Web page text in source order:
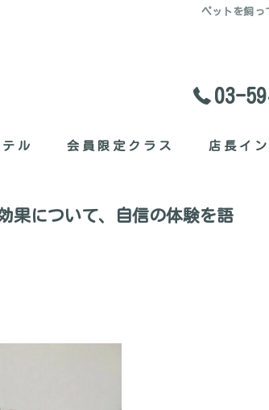
ペットを飼っ
03-
ル 会員限定クラス 店長イ
果について、自信の体験を語